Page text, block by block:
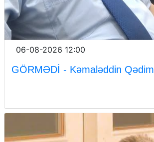
06-08-2026 12:00
GÖRMƏDİ - Kəmaləddin Qədim